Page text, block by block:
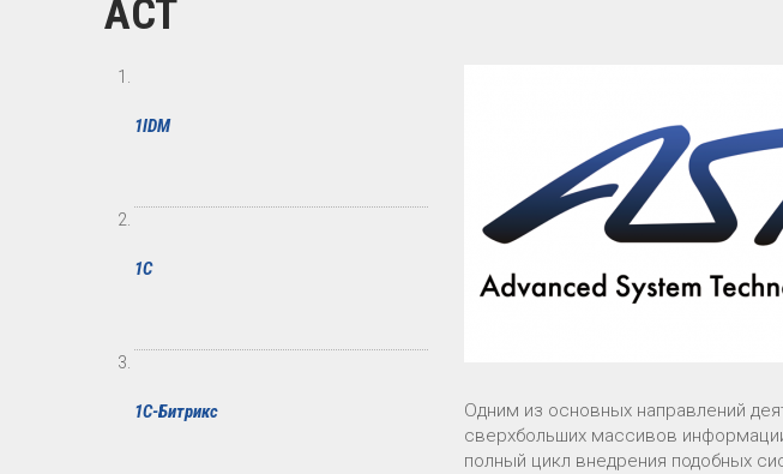
АСТ
1IDM
1С
1С-Битрикс Одним из основных направлений
сверхбольших массивов
полный цикл внедрения подобных